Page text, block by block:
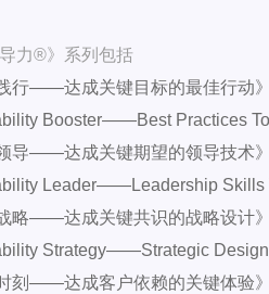
导力®》系列包括
行——达成关键目标的最佳行动》
Booster——Best Practices
导——达成关键期望的领导技术》
Leader——Leadership Skills
略——达成关键共识的战略设计》
Strategy——Strategic
刻——达成客户依赖的关键体验》